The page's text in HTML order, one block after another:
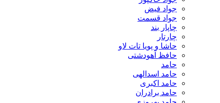
جواد فیض
جواد قسمت
چاپار بند
چارتار
حاشا و پویا تات لاو
حافظ آهودشتی
حامد
حامد اسدالهی
حامد اکبری
حامد برادران